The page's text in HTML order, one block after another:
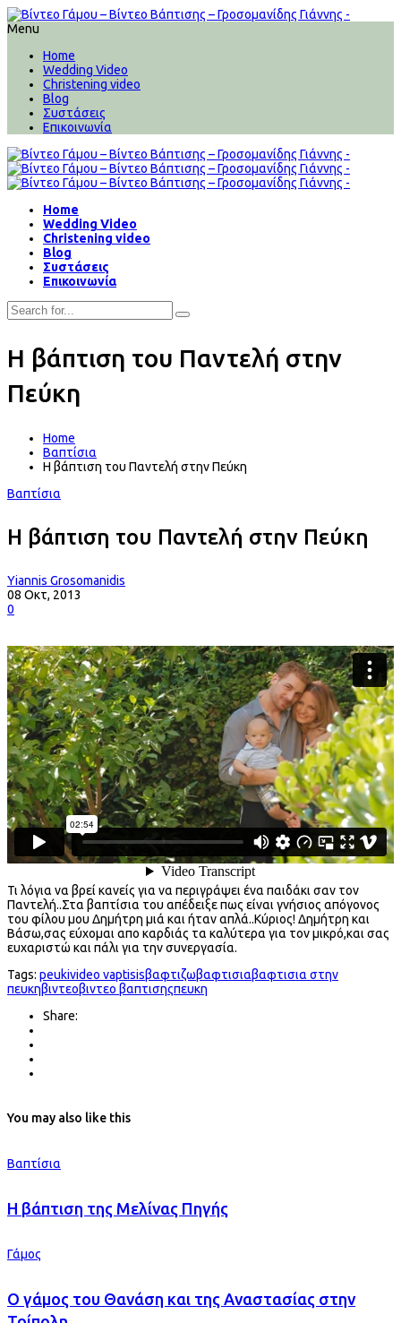
Menu
Home
Wedding Video
Christening video
Blog
Συστάσεις
Επικοινωνία
Home
Wedding Video
Christening video
Blog
Συστάσεις
Επικοινωνία
H βάπτιση του Παντελή στην
Πεύκη
Home
Βαπτίσια
H βάπτιση του Παντελή στην Πεύκη
Βαπτίσια
H βάπτιση του Παντελή στην Πεύκη
Yiannis Grosomanidis
08 Οκτ, 2013
0
Τι λόγια να βρεί κανείς για να περιγράψει ένα παιδάκι σαν τον
Παντελή..Στα βαπτίσια του απέδειξε πως είναι γνήσιος απόγονος
του φίλου μου Δημήτρη μιά και ήταν απλά..Κύριος! Δημήτρη και
Βάσω,σας εύχομαι απο καρδιάς τα καλύτερα για τον μικρό,και σας
ευχαριστώ και πάλι για την συνεργασία.
Tags: peukivideo vaptisisβαφτιζωβαφτισιαβαφτισια στην
πευκηβιντεοβιντεο βαπτισηςπευκη
Share:
You may also like this
Βαπτίσια
H βάπτιση της Μελίνας Πηγής
Γάμος
Ο γάμος του Θανάση και της Αναστασίας στην